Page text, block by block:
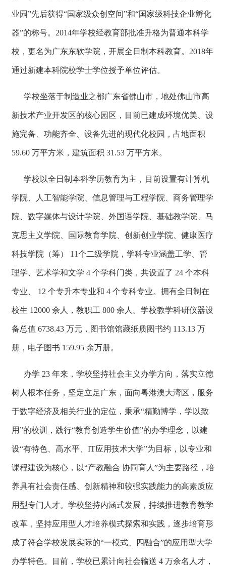
业园”先后获得“国家级众创空间”和“国家级科技企业孵化
器”的称号。2014年学校经教育部批准升格为普通本科学
校，更名为广东东软学院，开展全日制本科教育。2018年
通过新建本科院校学士学位授予单位评估。
学校坐落于制造业之都广东省佛山市，地处佛山市高
新技术产业开发区的核心园区，目前已建成环境优美、设
施完备、功能齐全、设备先进的现代化校园，占地面积
59.60 万平方米，建筑面积 31.53 万平方米。
学校以全日制本科学历教育为主，目前设置有计算机
学院、人工智能学院、信息管理与工程学院、商务管理学
院、数字媒体与设计学院、外国语学院、基础教学院、马
克思主义学院、国际教育学院、创新创业学院、健康医疗
科技学院（筹） 11个二级学院，学科专业涵盖工学、管
理学、艺术学和文学 4 个学科门类，共设置了 24 个本科
专业、 12 个专升本专业和 4 个专科专业。拥有全日制在
校生 12000 余人，教职工 800 余人。学校教学科研仪器设
备总值 6738.43 万元，图书馆馆藏纸质图书约 113.13 万
册，电子图书 159.95 余万册。
办学 23 年来，学校坚持社会主义办学方向，落实立德
树人根本任务，坚定立足广东，面向粤港澳大湾区，服务
于数字经济及相关行业的定位，秉承“精勤博学，学以致
用”的校训，践行“教育创造学生价值”的办学理念，以建
设“有特色、高水平、IT应用技术大学”为目标，以专业和
课程建设为核心，以“产教融合 协同育人”为主要路径，培
养具有社会责任感、创新精神和较强实践能力的高素质应
用型专门人才。学校坚持内涵式发展，持续推进教育教学
改革，坚持应用型人才培养模式探索和实践，逐步培育形
成了符合学校发展实际的“一模式、四融合”的应用型大学
办学特色。目前，学校已累计向社会输送 4 万余名人才，